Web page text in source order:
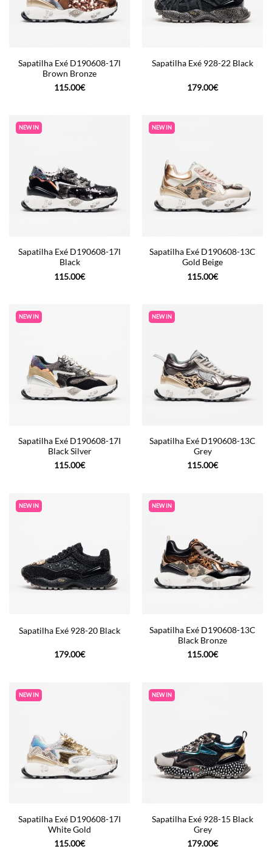
Sapatilha Exé D190608-17l
Brown Bronze
115.00€
Sapatilha Exé 928-22 Black
179.00€
NEW IN
Sapatilha Exé D190608-17l
Black
115.00€
NEW IN
Sapatilha Exé D190608-13C
Gold Beige
115.00€
NEW IN
Sapatilha Exé D190608-17I
Black Silver
115.00€
NEW IN
Sapatilha Exé D190608-13C
Grey
115.00€
NEW IN
Sapatilha Exé 928-20 Black
179.00€
NEW IN
Sapatilha Exé D190608-13C
Black Bronze
115.00€
NEW IN
Sapatilha Exé D190608-17I
White Gold
115.00€
NEW IN
Sapatilha Exé 928-15 Black
Grey
179.00€